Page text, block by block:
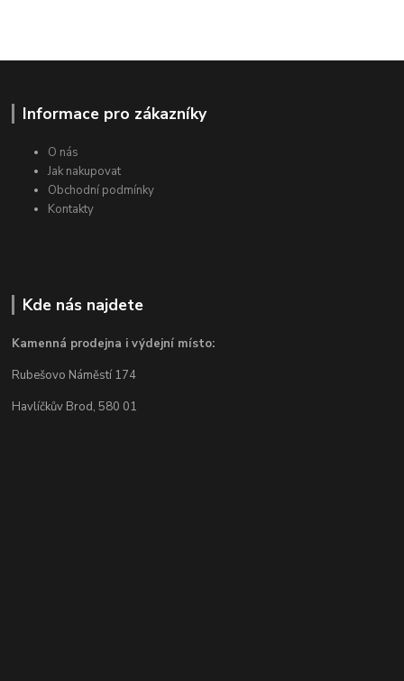
Informace pro zákazníky
O nás
Jak nakupovat
Obchodní podmínky
Kontakty
Kde nás najdete
Kamenná prodejna i výdejní místo:
Rubešovo Náměstí 174
Havlíčkův Brod, 580 01